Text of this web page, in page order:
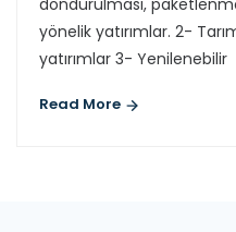
dondurulması,
yönelik yatırımlar. 2-
yatırımlar 3- Yenilenebilir
Read More